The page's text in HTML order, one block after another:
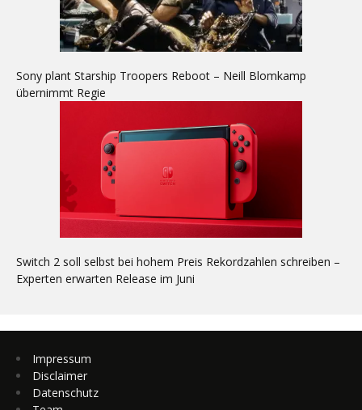
Sony plant Starship Troopers Reboot – Neill Blomkamp
übernimmt Regie
Switch 2 soll selbst bei hohem Preis Rekordzahlen schreiben –
Experten erwarten Release im Juni
Impressum
Disclaimer
Datenschutz